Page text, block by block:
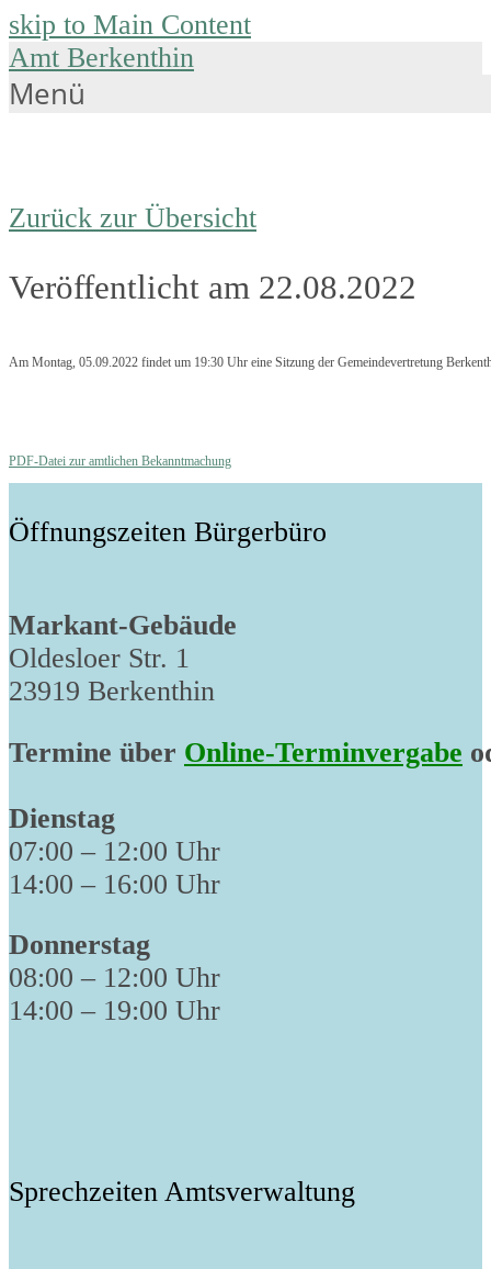
skip to Main Content
Amt Berkenthin
Menü
Zurück zur Übersicht
Veröffentlicht am 22.08.2022
Am Montag, 05.09.2022 findet um 19:30 Uhr eine Sitzung der Gemeindevertretung
PDF-Datei zur amtlichen Bekanntmachung
Öffnungszeiten Bürgerbüro
Markant-Gebäude
Oldesloer Str. 1
23919 Berkenthin
Termine über Online-Terminvergabe
Dienstag
07:00 – 12:00 Uhr
14:00 – 16:00 Uhr
Donnerstag
08:00 – 12:00 Uhr
14:00 – 19:00 Uhr
Sprechzeiten Amtsverwaltung